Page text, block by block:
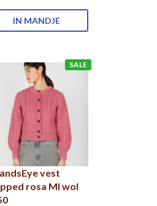
IN MANDJE
SALE
vest
rosa MI wol